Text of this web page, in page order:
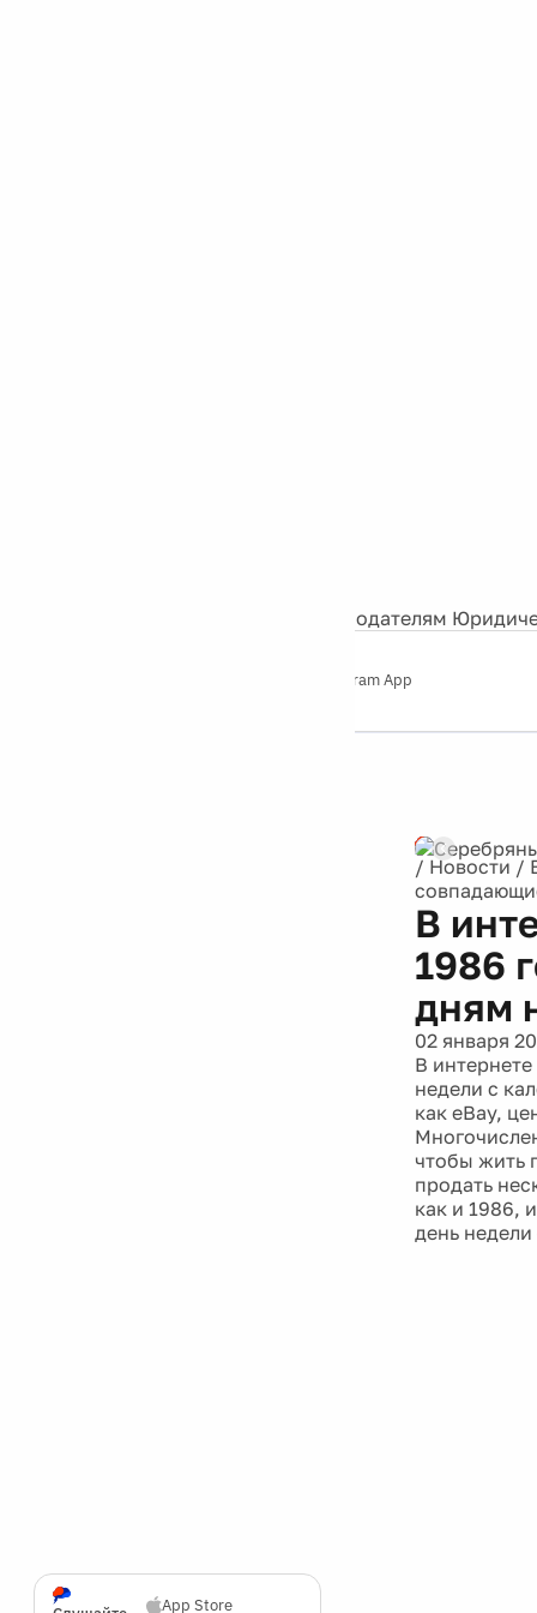
Рекламодателям
Telegram App
App Store
/ Новости /
В
1986
дням
02 января
В
недели с
как eBay,
чтобы жить
продать
как и 1986,
день недели